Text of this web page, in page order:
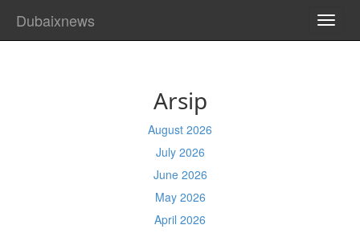
Dubaixnews
Arsip
August 2026
July 2026
June 2026
May 2026
April 2026